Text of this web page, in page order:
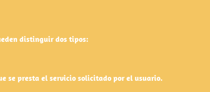
distinguir dos tipos:
se presta el servicio solicitado por el usuario.